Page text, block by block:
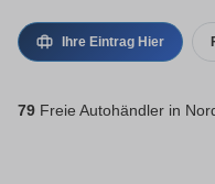
Ihre Eintrag Hier
79 Freie Autohändler in